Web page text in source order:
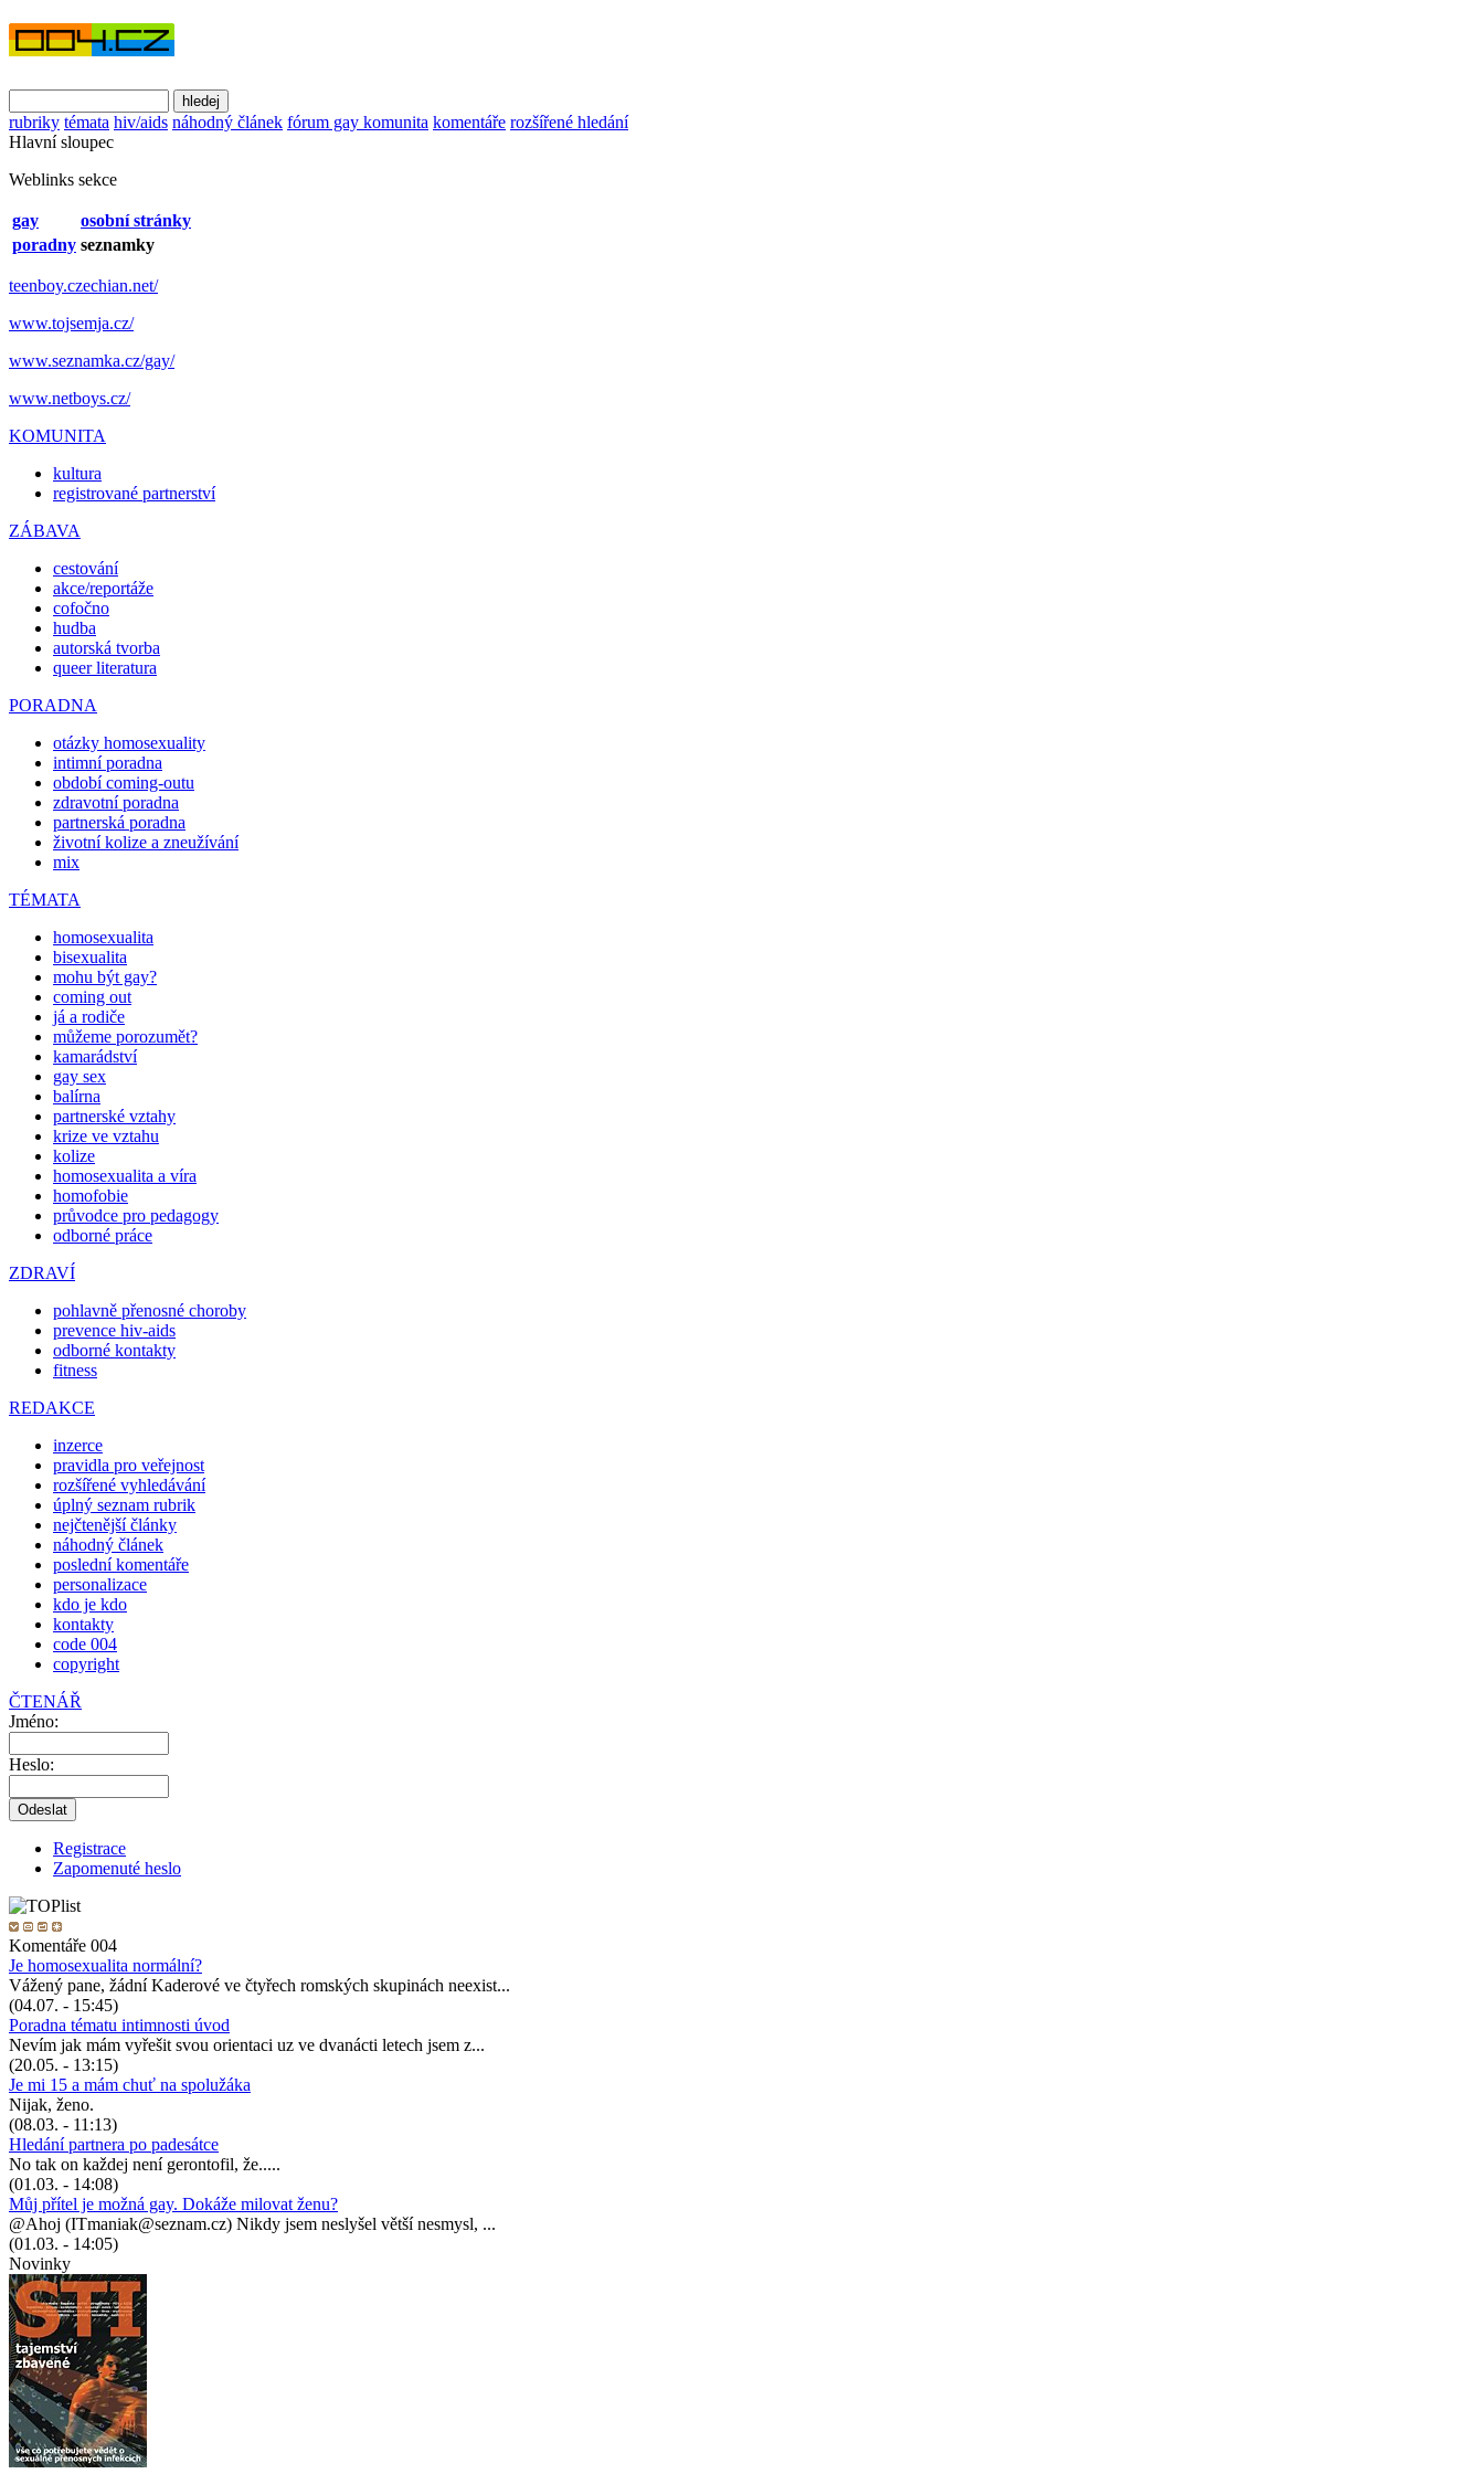
rubriky témata hiv/aids náhodný článek fórum gay komunita komentáře rozšířené hledání
Hlavní sloupec
Weblinks sekce
gay
osobní stránky
poradny seznamky
teenboy.czechian.net/
www.tojsemja.cz/
www.seznamka.cz/gay/
www.netboys.cz/
KOMUNITA
kultura
registrované partnerství
ZÁBAVA
cestování
akce/reportáže
cofočno
hudba
autorská tvorba
queer literatura
PORADNA
otázky homosexuality
intimní poradna
období coming-outu
zdravotní poradna
partnerská poradna
životní kolize a zneužívání
mix
TÉMATA
homosexualita
bisexualita
mohu být gay?
coming out
já a rodiče
můžeme porozumět?
kamarádství
gay sex
balírna
partnerské vztahy
krize ve vztahu
kolize
homosexualita a víra
homofobie
průvodce pro pedagogy
odborné práce
ZDRAVÍ
pohlavně přenosné choroby
prevence hiv-aids
odborné kontakty
fitness
REDAKCE
inzerce
pravidla pro veřejnost
rozšířené vyhledávání
úplný seznam rubrik
nejčtenější články
náhodný článek
poslední komentáře
personalizace
kdo je kdo
kontakty
code 004
copyright
ČTENÁŘ
Jméno:
Heslo:
Registrace
Zapomenuté heslo
Komentáře 004
Je homosexualita normální?
Vážený pane, žádní Kaderové ve čtyřech romských skupinách neexist...
(04.07. - 15:45)
Poradna tématu intimnosti úvod
Nevím jak mám vyřešit svou orientaci uz ve dvanácti letech jsem z...
(20.05. - 13:15)
Je mi 15 a mám chuť na spolužáka
Nijak, ženo.
(08.03. - 11:13)
Hledání partnera po padesátce
No tak on každej není gerontofil, že.....
(01.03. - 14:08)
Můj přítel je možná gay. Dokáže milovat ženu?
@Ahoj (ITmaniak@seznam.cz) Nikdy jsem neslyšel větší nesmysl, ...
(01.03. - 14:05)
Novinky